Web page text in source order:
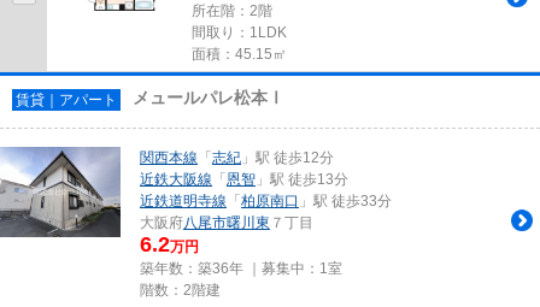
所在階：2階
間取り：1LDK
面積：45.15㎡
賃貸｜アパート メュールパレ松本Ⅰ
関西本線 「志紀 」駅 徒歩12分
近鉄大阪線 「恩智 」駅 徒歩13分
近鉄道明寺線 「柏原南口 」駅 徒歩33分
大阪府八尾市曙川東 ７丁目
6.2万円
築年数：築36年 ｜募集中： 1室
階数：2階建